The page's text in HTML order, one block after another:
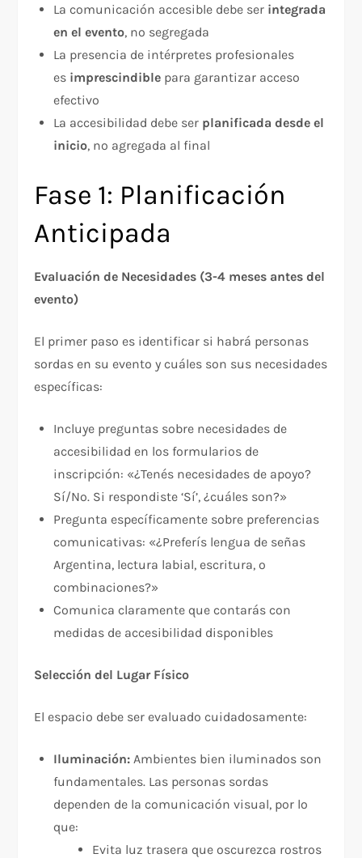
La comunicación accesible debe ser integrada
en el evento, no segregada
La presencia de intérpretes profesionales
es imprescindible para garantizar acceso
efectivo
La accesibilidad debe ser planificada desde el
inicio, no agregada al final
Fase 1: Planificación
Anticipada
Evaluación de Necesidades (3-4 meses antes del
evento)
El primer paso es identificar si habrá personas
sordas en su evento y cuáles son sus necesidades
específicas:​
Incluye preguntas sobre necesidades de
accesibilidad en los formularios de
inscripción: «¿Tenés necesidades de apoyo?
Sí/No. Si respondiste ‘Sí’, ¿cuáles son?»​
Pregunta específicamente sobre preferencias
comunicativas: «¿Preferís lengua de señas
Argentina, lectura labial, escritura, o
combinaciones?»
Comunica claramente que contarás con
medidas de accesibilidad disponibles
Selección del Lugar Físico
El espacio debe ser evaluado cuidadosamente:​
Iluminación: Ambientes bien iluminados son
fundamentales. Las personas sordas
dependen de la comunicación visual, por lo
que:
Evita luz trasera que oscurezca rostros